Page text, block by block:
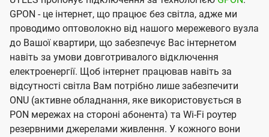
GPON - це інтернет, що працює без світла, адже ми
проводимо оптоволокно від нашого мережевого вузла
до Вашої квартири, що забезпечує Вас інтернетом
навіть за умови довготривалого відключення
електроенергії. Щоб інтернет працював навіть за
відсутності світла Вам потрібно лише забезпечити
ONU (активне обладнання, яке використовується в
PON мережах на стороні абонента) та Wi-Fi роутер
резервними джерелами живлення. У кожного вони